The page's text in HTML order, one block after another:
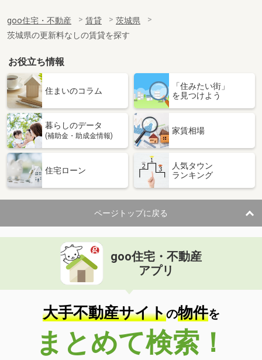
専有面積
26.49m²
間取り
1K
茨城県東茨城郡茨城町大字長岡
価 格
6.10万円
茨城県東茨城郡茨城町大字長岡
専有面積 57.63m²
間取り
茨城県神栖市知手中央１丁目
住 所
茨城県神栖市知手中央１丁目
専有面積 23.61m²
間取り
1K
茨城県土浦市永国
価 格
住 所
茨城県土浦市永国
専有面積 28.02m²
間取り
1K
茨城県北茨城市中郷町下桜井
価 格
5.30万円
goo住宅・不動産 賃貸
茨城県
茨城県の更新料なしの賃貸を探す
お役立ち情報
住まいのコラム
「住みたい街」
を見つけよう
暮らしのデータ
(補助金・助成金情報)
家賃相場
住宅ローン
人気タウン
ランキング
ページトップに戻る
goo住宅・不動産
アプリ
大手不動産サイトの物件を
まとめて検索！